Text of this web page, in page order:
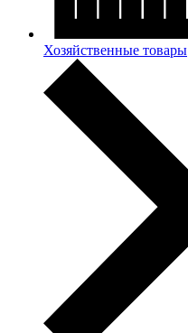
Хозяйственные товары